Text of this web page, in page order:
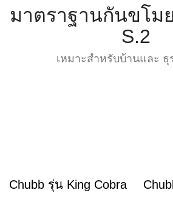
มาตราฐานกันขโม
S.2
เหมาะสำหรับบ้านและ ธุ
Chubb รุ่น King Cobra